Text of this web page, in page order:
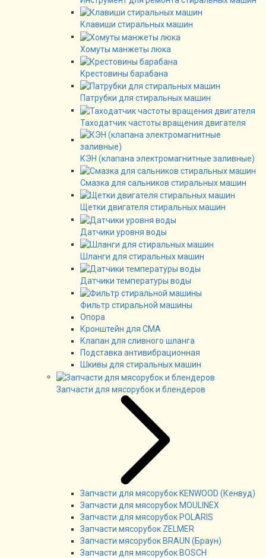
Клавиши стиральных машин
Хомуты манжеты люка
Крестовины барабана
Патрубки для стиральных машин
Таходатчик частоты вращения двигателя
КЭН (клапана электромагнитные заливные)
Смазка для сальников стиральных машин
Щетки двигателя стиральных машин
Датчики уровня воды
Шланги для стиральных машин
Датчики температуры воды
Фильтр стиральной машины
Опора
Кронштейн для СМА
Клапан для сливного шланга
Подставка антивибрационная
Шкивы для стиральных машин
Запчасти для мясорубок и блендеров
Запчасти для мясорубок KENWOOD (Кенвуд)
Запчасти для мясорубок MOULINEX
Запчасти для мясорубок POLARIS
Запчасти мясорубок ZELMER
Запчасти мясорубок BRAUN (Браун)
Запчасти для мясорубок BOSCH